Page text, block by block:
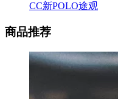
CC新POLO途观
商品推荐